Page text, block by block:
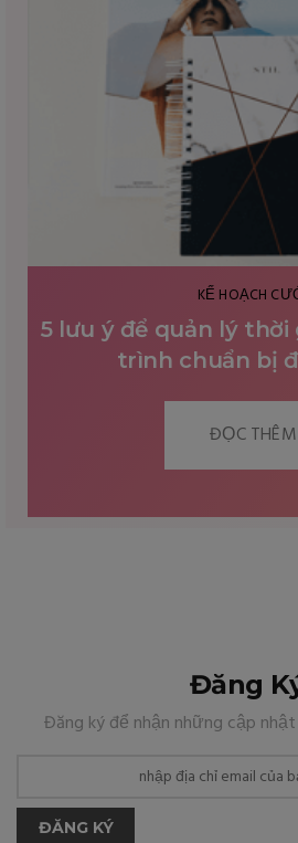
KẾ HOẠCH
5 lưu ý để quản lý
trình chuẩn bị
ĐỌC THÊM
Đăng
Đăng ký để nhận những cập
ĐĂNG KÝ